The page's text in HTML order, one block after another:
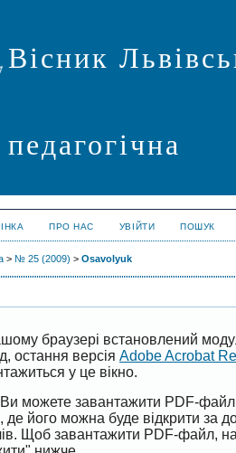
Вісник
педагогічна
ПРО НАС УВІЙТИ ПОШУК
> № 25 (2009) > Оsavolyuk
браузері встановлений
остання версія Adobe Acrobat
у це вікно.
Ви можете завантажити PDF-
де його можна буде відкрити за
Щоб завантажити PDF-файл,